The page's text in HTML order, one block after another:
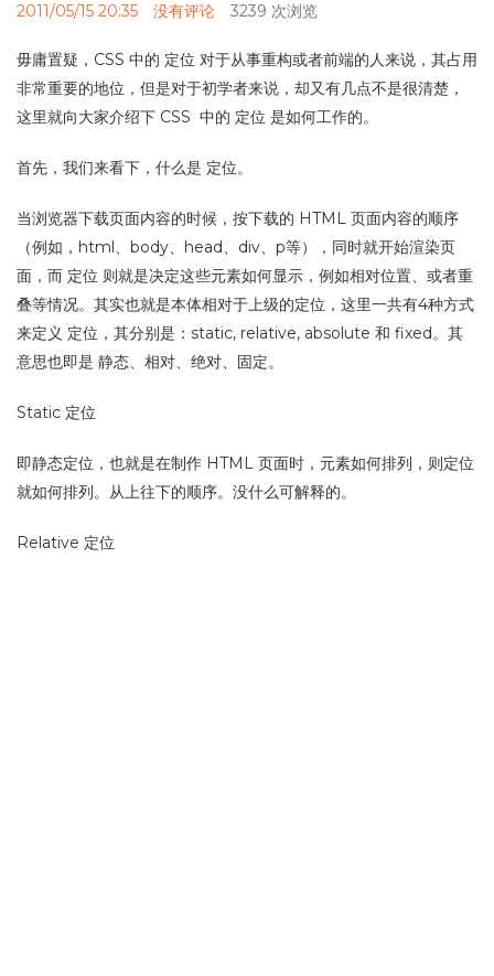
2011/05/15 20:35 没有评论 3239 次浏览
毋庸置疑，CSS 中的 定位 对于从事重构或者前端的人来说，其占用
非常重要的地位，但是对于初学者来说，却又有几点不是很清楚，
这里就向大家介绍下 CSS 中的 定位 是如何工作的。
首先，我们来看下，什么是 定位。
当浏览器下载页面内容的时候，按下载的 HTML 页面内容的顺序
（例如，html、body、head、div、p等），同时就开始渲染页
面，而 定位 则就是决定这些元素如何显示，例如相对位置、或者重
叠等情况。其实也就是本体相对于上级的定位，这里一共有4种方式
来定义 定位，其分别是：static, relative, absolute 和 fixed。其
意思也即是 静态、相对、绝对、固定。
Static 定位
即静态定位，也就是在制作 HTML 页面时，元素如何排列，则定位
就如何排列。从上往下的顺序。没什么可解释的。
Relative 定位